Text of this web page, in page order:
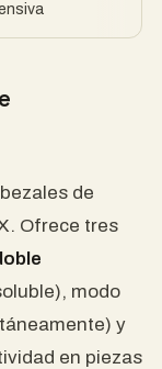
de
Ofrece tres
modo
y
en piezas